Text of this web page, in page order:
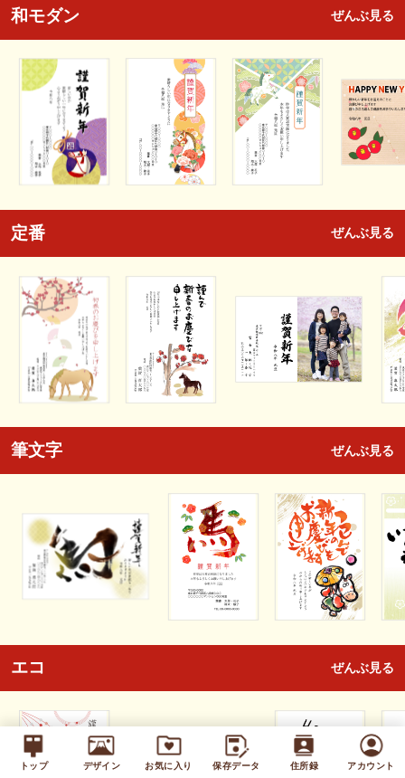
トップ デザイン お気に入り 保存データ 住所録 アカウント
和モダン ぜんぶ見る
定番 ぜんぶ見る
筆文字 ぜんぶ見る
エコ ぜんぶ見る